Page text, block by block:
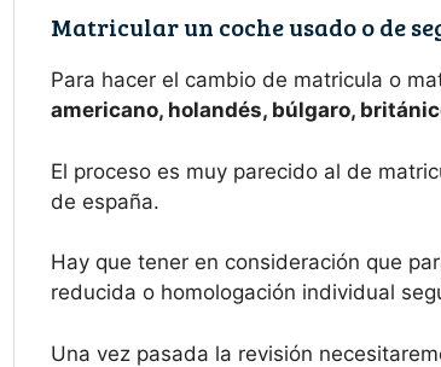
Matricular un coche usado o de
Para hacer el cambio de matricula o
americano, holandés, búlgaro,
El proceso es muy parecido al de
de españa.
Hay que tener en consideración que
reducida o homologación individual
Una vez pasada la revisión